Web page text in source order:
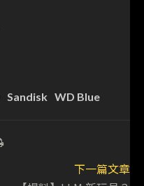
Sandisk WD Blue
下一篇文章